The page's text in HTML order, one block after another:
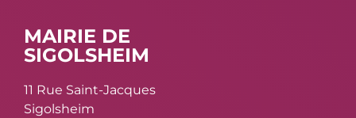
MAIRIE DE
SIGOLSHEIM
11 Rue Saint-Jacques
Sigolsheim